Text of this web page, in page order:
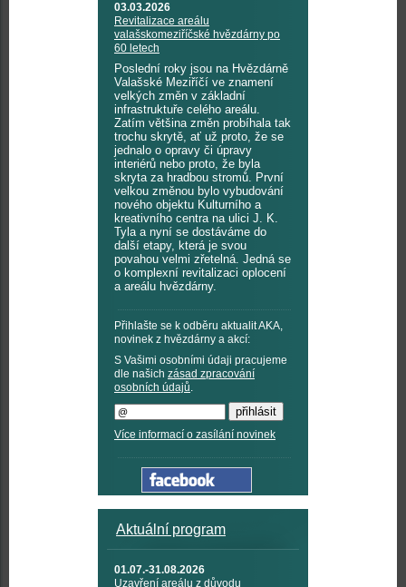
03.03.2026
Revitalizace areálu
valašskomeziříčské hvězdárny po
60 letech
Poslední roky jsou na Hvězdárně
Valašské Meziříčí ve znamení
velkých změn v základní
infrastruktuře celého areálu.
Zatím většina změn probíhala tak
trochu skrytě, ať už proto, že se
jednalo o opravy či úpravy
interiérů nebo proto, že byla
skryta za hradbou stromů. První
velkou změnou bylo vybudování
nového objektu Kulturního a
kreativního centra na ulici J. K.
Tyla a nyní se dostáváme do
další etapy, která je svou
povahou velmi zřetelná. Jedná se
o komplexní revitalizaci oplocení
a areálu hvězdárny.
Přihlašte se k odběru aktualit AKA,
novinek z hvězdárny a akcí:
S Vašimi osobními údaji pracujeme
dle našich zásad zpracování
osobních údajů.
Více informací o zasílání novinek
Aktuální program
01.07.-31.08.2026
Uzavření areálu z důvodu